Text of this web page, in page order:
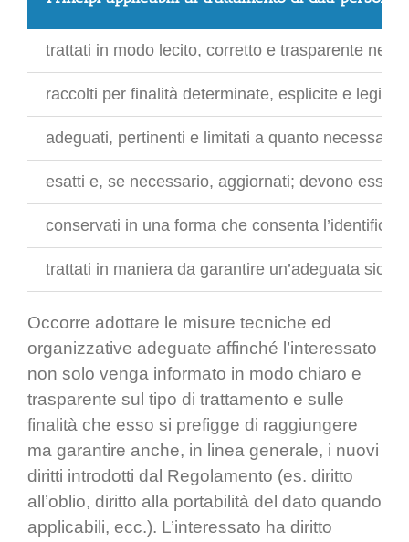
trattati in modo lecito, corretto e trasparente nei
raccolti per finalità determinate, esplicite e
adeguati, pertinenti e limitati a quanto
esatti e, se necessario, aggiornati; devono
conservati in una forma che consenta
trattati in maniera da garantire un’adeguata
Occorre adottare le misure tecniche ed
organizzative adeguate affinché l’interessato
non solo venga informato in modo chiaro e
trasparente sul tipo di trattamento e sulle
finalità che esso si prefigge di raggiungere
ma garantire anche, in linea generale, i nuovi
diritti introdotti dal Regolamento (es. diritto
all’oblio, diritto alla portabilità del dato quando
applicabili, ecc.). L’interessato ha diritto